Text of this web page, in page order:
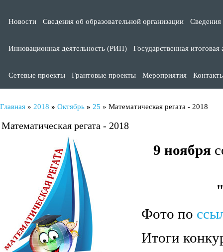
Новости Сведения об образовательной организации Сведения
Инновационная деятельность (РИП) Государственная итоговая
Сетевые проекты Грантовые проекты Мероприятия
Главная » 2018 » Октябрь » 25 » Математическая регата - 2018
Математическая регата - 2018
9 ноября
Фото по
Итоги